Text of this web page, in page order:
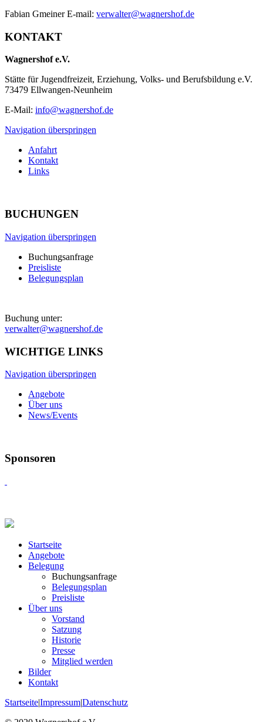
Fabian Gmeiner E-mail: verwalter@wagnershof.de
KONTAKT
Wagnershof e.V.
Stätte für Jugendfreizeit, Erziehung, Volks- und Berufsbildung e.V.
73479 Ellwangen-Neunheim
E-Mail: info@wagnershof.de
Navigation überspringen
Anfahrt
Kontakt
Links
BUCHUNGEN
Navigation überspringen
Buchungsanfrage
Preisliste
Belegungsplan
Buchung unter:
verwalter@wagnershof.de
WICHTIGE LINKS
Navigation überspringen
Angebote
Über uns
News/Events
Sponsoren
Startseite
Angebote
Belegung
Buchungsanfrage
Belegungsplan
Preisliste
Über uns
Vorstand
Satzung
Historie
Presse
Mitglied werden
Bilder
Kontakt
Startseite|Impressum|Datenschutz